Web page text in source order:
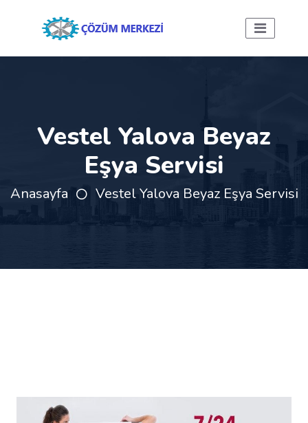
Vestel Yalova Beyaz
Eşya Servisi
Anasayfa Vestel Yalova Beyaz Eşya Servisi